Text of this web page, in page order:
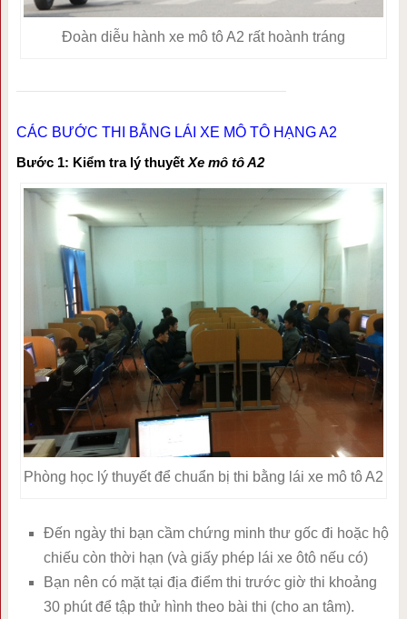
Đoàn diễu hành xe mô tô A2 rất hoành tráng
CÁC BƯỚC THI BẰNG LÁI XE MÔ TÔ HẠNG A2
Bước 1: Kiểm tra lý thuyếtXe mô tô A2
Phòng học lý thuyết để chuẩn bị thi bằng lái xe mô tô A2
Đến ngày thi bạn cầm chứng minh thư gốc đi hoặc hộ
chiếu còn thời hạn (và giấy phép lái xe ôtô nếu có)
Bạn nên có mặt tại địa điểm thi trước giờ thi khoảng
30 phút để tập thử hình theo bài thi (cho an tâm).